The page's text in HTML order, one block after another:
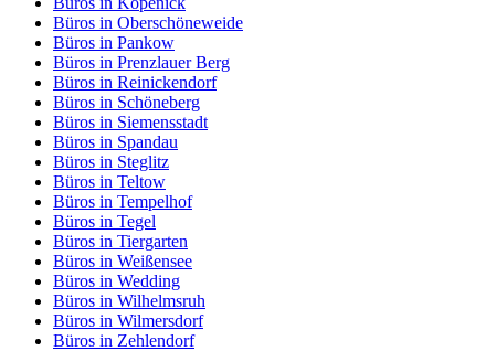
Büros in Oberschöneweide
Büros in Pankow
Büros in Prenzlauer Berg
Büros in Reinickendorf
Büros in Schöneberg
Büros in Siemensstadt
Büros in Spandau
Büros in Steglitz
Büros in Teltow
Büros in Tempelhof
Büros in Tegel
Büros in Tiergarten
Büros in Weißensee
Büros in Wedding
Büros in Wilhelmsruh
Büros in Wilmersdorf
Büros in Zehlendorf